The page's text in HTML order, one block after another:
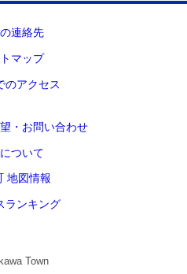
連絡先
マップ
のアクセス
・お問い合わせ
ついて
地図情報
ランキング
Town